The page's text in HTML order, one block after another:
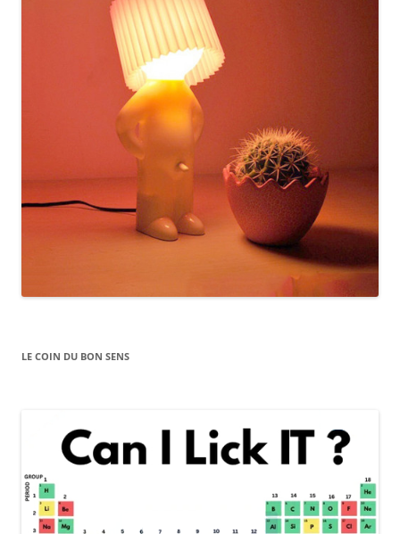
LE COIN DU BON SENS